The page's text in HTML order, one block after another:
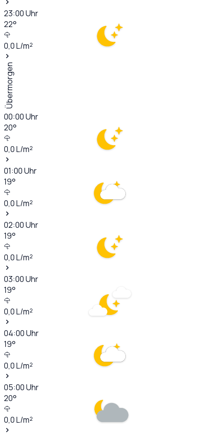
23:00Uhr
22°
0,0L/m²
Übermorgen
00:00Uhr
20°
0,0L/m²
01:00Uhr
19°
0,0L/m²
02:00Uhr
19°
0,0L/m²
03:00Uhr
19°
0,0L/m²
04:00Uhr
19°
0,0L/m²
05:00Uhr
20°
0,0L/m²